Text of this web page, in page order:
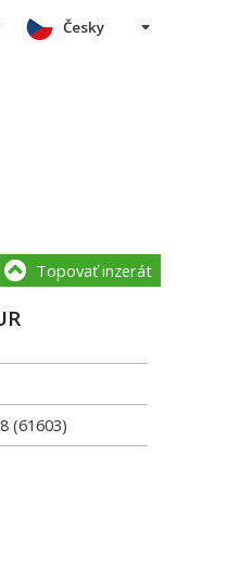
Česky
Topovať inzerát
(61603)